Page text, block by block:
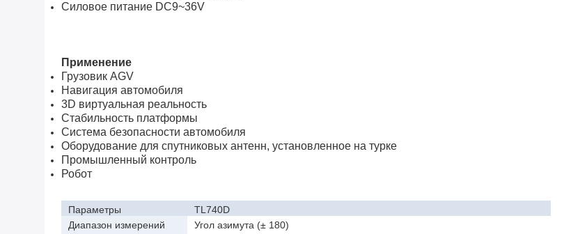
Силовое питание DC9~36V
Применение
Грузовик AGV
Навигация автомобиля
3D виртуальная реальность
Стабильность платформы
Система безопасности автомобиля
Оборудование для спутниковых антенн, установленное на турке
Промышленный контроль
Робот
Параметры
TL740D
Диапазон измерений
Угол азимута (± 180)